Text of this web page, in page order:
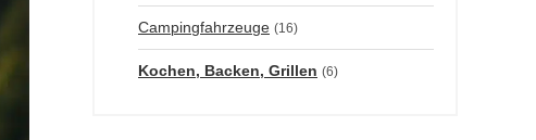
Campingfahrzeuge (16)
Kochen, Backen, Grillen (6)